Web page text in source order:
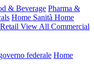
& Beverage Pharma &
Home Sanità Home
Retail View All Commercial
federale Home